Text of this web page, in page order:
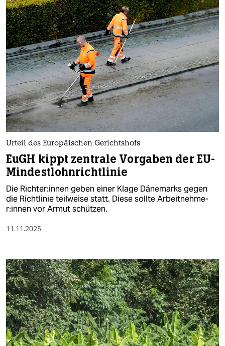
Urteil des Europäischen Gerichtshofs
EuGH kippt zentrale Vorgaben der EU-
Mindestlohnrichtlinie
Die Rich­te­r:in­nen geben einer Klage Dänemarks gegen
die Richtlinie teilweise statt. Diese sollte Ar­beit­neh­me­
r:in­nen vor Armut schützen.
11.11.2025